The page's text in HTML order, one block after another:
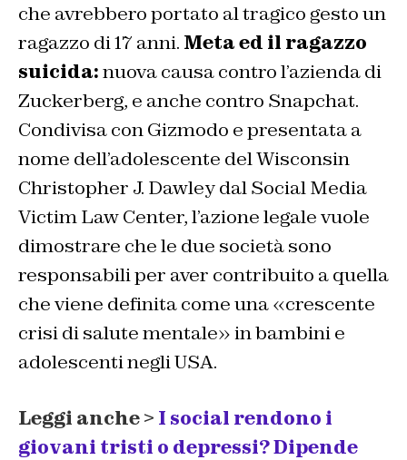
che avrebbero portato al tragico gesto un
ragazzo di 17 anni. Meta ed il ragazzo
suicida:nuova causa contro l’azienda di
Zuckerberg, e anche contro Snapchat.
Condivisa con Gizmodo e presentata a
nome dell’adolescente del Wisconsin
Christopher J. Dawley dal Social Media
Victim Law Center, l’azione legale vuole
dimostrare che le due società sono
responsabili per aver contribuito a quella
che viene definita come una «crescente
crisi di salute mentale» in bambini e
adolescenti negli USA.
Leggi anche > I social rendono i
giovani tristi o depressi? Dipende